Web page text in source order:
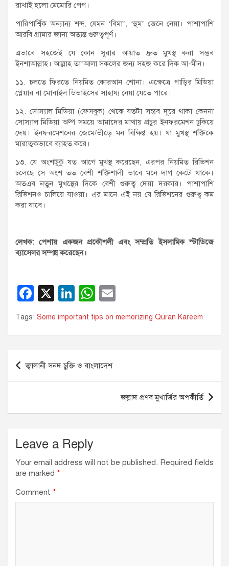
রাখাই হলো মেমোরি পেগ।
পারিপার্শ্বিক অন্যান্য শব্দ, যেমন ‘বিমা’, ‘হুম’ জেনে নেয়া। পাশাপাশি
আরবি গ্রামার জানা অত্যন্ত গুরুত্বপূর্ণ।
এভাবে সহজেই যে কোন সুরার আয়াত দ্রুত মুখস্থ করা সম্ভব
ইনশাআল্লাহ। আল্লাহ তা’আলা সকলের জন্য সহজ করে দিক আ-মীন।
১১. চলতে ফিরতে নিয়মিত কোরআন শোনা। এক্ষেত্রে গাড়ির মিডিয়া
প্লেয়ার বা মোবাইল ডিভাইসের সাহায্য নেয়া যেতে পারে।
১২. সোস্যাল মিডিয়া (ফেসবুক) থেকে যতটা সম্ভব দূরে থাকা কেননা
সোস্যাল মিডিয়া অল্প সময়ে আমাদের মাথায় প্রচুর ইনফরমেশন ঢুকিয়ে
দেয়। ইনফরমেশনের জেমে/ভীড়ে মন বিক্ষিপ্ত হয়। যা মুখস্থ শক্তিকে
মারাত্মকভাবে ব্যাহত করে।
১৩. যে অংশটুকু যত আগে মুখস্থ করেছেন, এরপর নিয়মিত রিভিশন
চলেছে সে অংশ তত বেশী শক্তিশালী ভাবে মনে দাগ কেটে থাকে।
অতএব নতুন মুখস্থের দিকে বেশী গুরুত্ব দেয়া দরকার। পাশাপাশি
রিভিশনও চালিয়ে যাওয়া। এর মানে এই নয় যে রিভিশনের গুরুত্ব কম
করা যাবে।
লেখক: পেশায় একজন প্রকৌশলী এবং সম্প্রতি ইসলামিক স্টাডিজে
ব্যাসেলর সম্পন্ন করেছেন।
F
a
c
b
o
k
X
Li
n
k
dI
W
h
at
A
p
m
ail
Tags: Some important tips on memorizing Quran Kareem
Post
navigation
জ্বালানী সনদ চুক্তি ও বাংলাদেশ
জল্লাদ প্রণব মুখার্জির অপকীর্তি
Leave a Reply
Your email address will not be published. Required fields
are marked *
Comment *